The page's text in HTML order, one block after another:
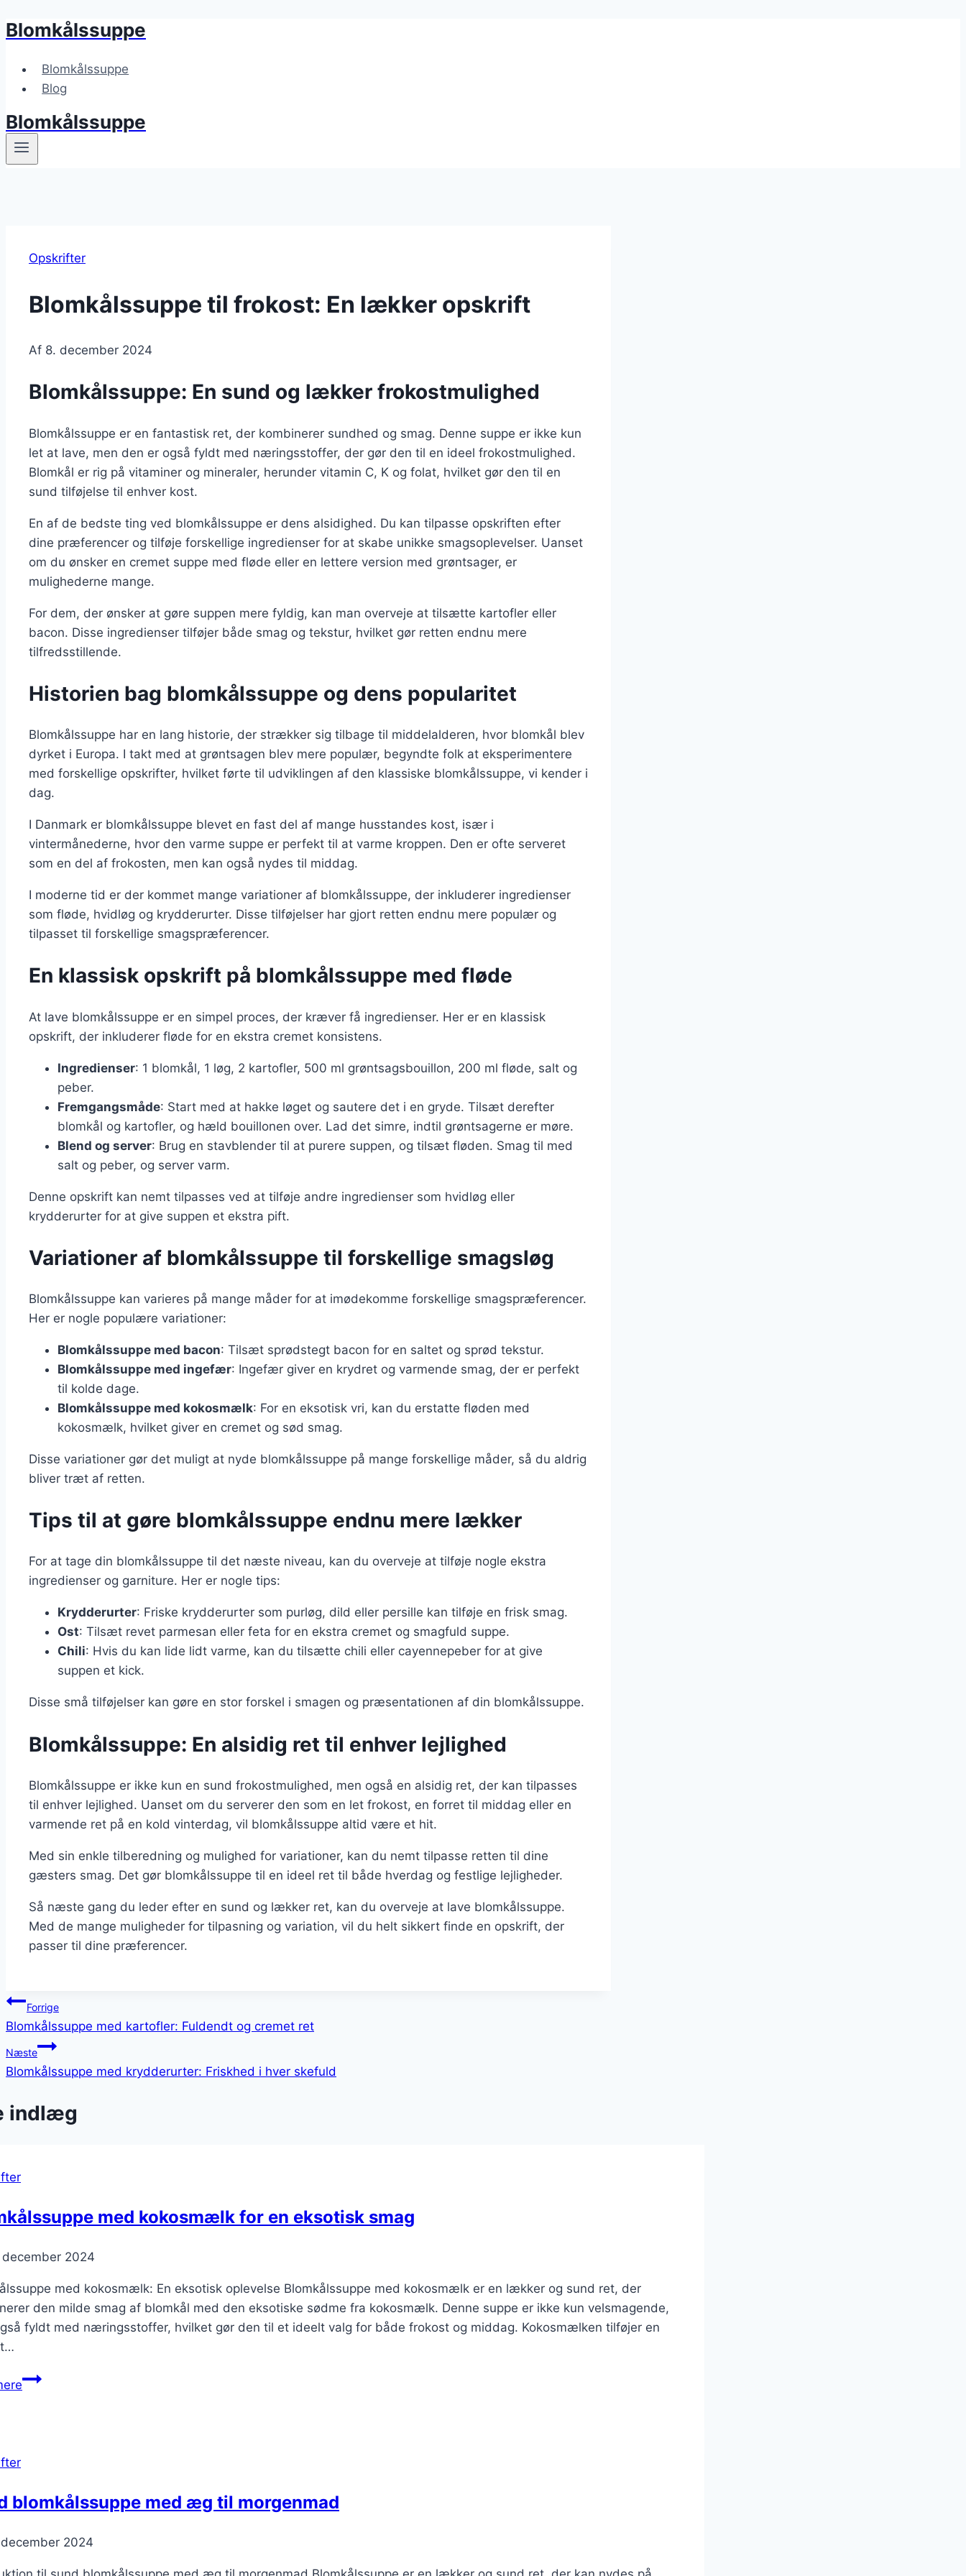
Fortsæt
indhold
Blomkålssuppe
Blomkålssuppe
Blog
Blomkålssuppe
Opskrifter
Blomkålssuppe til frokost: En lækker opskrift
Af 8. december 2024
Blomkålssuppe: En sund og lækker frokostmulighed
Blomkålssuppe er en fantastisk ret, der kombinerer sundhed og smag. Denne suppe er ikke kun
let at lave, men den er også fyldt med næringsstoffer, der gør den til en ideel frokostmulighed.
Blomkål er rig på vitaminer og mineraler, herunder vitamin C, K og folat, hvilket gør den til en
sund tilføjelse til enhver kost.
En af de bedste ting ved blomkålssuppe er dens alsidighed. Du kan tilpasse opskriften efter
dine præferencer og tilføje forskellige ingredienser for at skabe unikke smagsoplevelser. Uanset
om du ønsker en cremet suppe med fløde eller en lettere version med grøntsager, er
mulighederne mange.
For dem, der ønsker at gøre suppen mere fyldig, kan man overveje at tilsætte kartofler eller
bacon. Disse ingredienser tilføjer både smag og tekstur, hvilket gør retten endnu mere
tilfredsstillende.
Historien bag blomkålssuppe og dens popularitet
Blomkålssuppe har en lang historie, der strækker sig tilbage til middelalderen, hvor blomkål blev
dyrket i Europa. I takt med at grøntsagen blev mere populær, begyndte folk at eksperimentere
med forskellige opskrifter, hvilket førte til udviklingen af den klassiske blomkålssuppe, vi kender i
dag.
I Danmark er blomkålssuppe blevet en fast del af mange husstandes kost, især i
vintermånederne, hvor den varme suppe er perfekt til at varme kroppen. Den er ofte serveret
som en del af frokosten, men kan også nydes til middag.
I moderne tid er der kommet mange variationer af blomkålssuppe, der inkluderer ingredienser
som fløde, hvidløg og krydderurter. Disse tilføjelser har gjort retten endnu mere populær og
tilpasset til forskellige smagspræferencer.
En klassisk opskrift på blomkålssuppe med fløde
At lave blomkålssuppe er en simpel proces, der kræver få ingredienser. Her er en klassisk
opskrift, der inkluderer fløde for en ekstra cremet konsistens.
Ingredienser: 1 blomkål, 1 løg, 2 kartofler, 500 ml grøntsagsbouillon, 200 ml fløde, salt og
peber.
Fremgangsmåde: Start med at hakke løget og sautere det i en gryde. Tilsæt derefter
blomkål og kartofler, og hæld bouillonen over. Lad det simre, indtil grøntsagerne er møre.
Blend og server: Brug en stavblender til at purere suppen, og tilsæt fløden. Smag til med
salt og peber, og server varm.
Denne opskrift kan nemt tilpasses ved at tilføje andre ingredienser som hvidløg eller
krydderurter for at give suppen et ekstra pift.
Variationer af blomkålssuppe til forskellige smagsløg
Blomkålssuppe kan varieres på mange måder for at imødekomme forskellige smagspræferencer.
Her er nogle populære variationer:
Blomkålssuppe med bacon: Tilsæt sprødstegt bacon for en saltet og sprød tekstur.
Blomkålssuppe med ingefær: Ingefær giver en krydret og varmende smag, der er perfekt
til kolde dage.
Blomkålssuppe med kokosmælk: For en eksotisk vri, kan du erstatte fløden med
kokosmælk, hvilket giver en cremet og sød smag.
Disse variationer gør det muligt at nyde blomkålssuppe på mange forskellige måder, så du aldrig
bliver træt af retten.
Tips til at gøre blomkålssuppe endnu mere lækker
For at tage din blomkålssuppe til det næste niveau, kan du overveje at tilføje nogle ekstra
ingredienser og garniture. Her er nogle tips:
Krydderurter: Friske krydderurter som purløg, dild eller persille kan tilføje en frisk smag.
Ost: Tilsæt revet parmesan eller feta for en ekstra cremet og smagfuld suppe.
Chili: Hvis du kan lide lidt varme, kan du tilsætte chili eller cayennepeber for at give
suppen et kick.
Disse små tilføjelser kan gøre en stor forskel i smagen og præsentationen af din blomkålssuppe.
Blomkålssuppe: En alsidig ret til enhver lejlighed
Blomkålssuppe er ikke kun en sund frokostmulighed, men også en alsidig ret, der kan tilpasses
til enhver lejlighed. Uanset om du serverer den som en let frokost, en forret til middag eller en
varmende ret på en kold vinterdag, vil blomkålssuppe altid være et hit.
Med sin enkle tilberedning og mulighed for variationer, kan du nemt tilpasse retten til dine
gæsters smag. Det gør blomkålssuppe til en ideel ret til både hverdag og festlige lejligheder.
Så næste gang du leder efter en sund og lækker ret, kan du overveje at lave blomkålssuppe.
Med de mange muligheder for tilpasning og variation, vil du helt sikkert finde en opskrift, der
passer til dine præferencer.
Indlægsnavigation
Forrige
Blomkålssuppe med kartofler: Fuldendt og cremet ret
Næste
Blomkålssuppe med krydderurter: Friskhed i hver skefuld
indlæg
med kokosmælk for en eksotisk smag
2024
med kokosmælk: En eksotisk oplevelse Blomkålssuppe med kokosmælk er en lækker og sund ret, der
den milde smag af blomkål med den eksotiske sødme fra kokosmælk. Denne suppe er ikke kun velsmagende,
fyldt med næringsstoffer, hvilket gør den til et ideelt valg for både frokost og middag. Kokosmælken tilføjer en
Blomkålssuppe
smag
blomkålssuppe med æg til morgenmad
2024